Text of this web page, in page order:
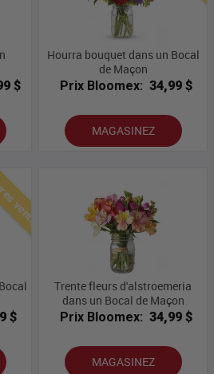
$
Hourra bouquet dans un Bocal
de Maçon
Prix Bloomex: 34,99 $
MAGASINEZ
$
Trente fleurs d'alstroemeria
dans un Bocal de Maçon
Prix Bloomex: 34,99 $
MAGASINEZ